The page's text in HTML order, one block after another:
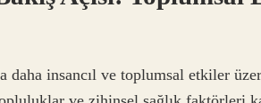
daha insancıl ve toplumsal etkiler